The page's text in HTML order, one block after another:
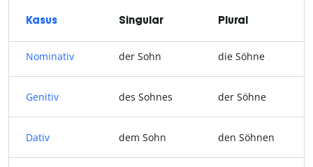
Kasus Singular Plural
Nominativ der Sohn die Söhne
Genitiv des Sohnes der Söhne
Dativ dem Sohn den Söhnen